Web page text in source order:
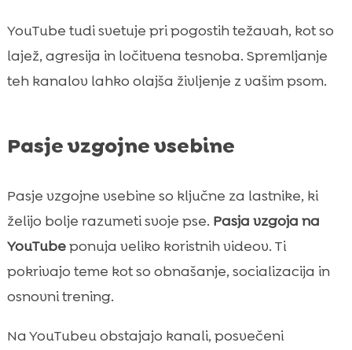
YouTube tudi svetuje pri pogostih težavah, kot so
lajež, agresija in ločitvena tesnoba. Spremljanje
teh kanalov lahko olajša življenje z vašim psom.
Pasje vzgojne vsebine
Pasje vzgojne vsebine so ključne za lastnike, ki
želijo bolje razumeti svoje pse. Pasja vzgoja na
YouTubeponuja veliko koristnih videov. Ti
pokrivajo teme kot so obnašanje, socializacija in
osnovni trening.
Na YouTubeu obstajajo kanali, posvečeni